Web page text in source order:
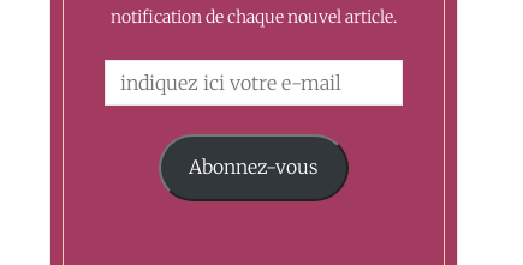
notification de chaque nouvel article.
Abonnez-vous